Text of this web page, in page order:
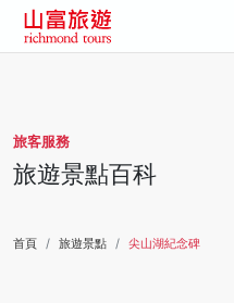
旅客服務
旅遊景點百科
首頁 旅遊景點 尖山湖紀念碑